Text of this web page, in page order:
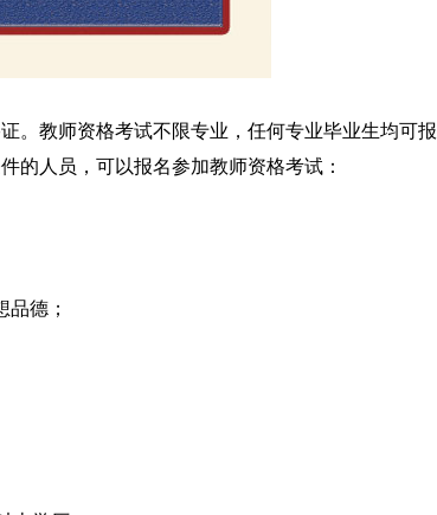
。教师资格考试不限专业，任何专业毕业生均可报
的人员，可以报名参加教师资格考试：
德；